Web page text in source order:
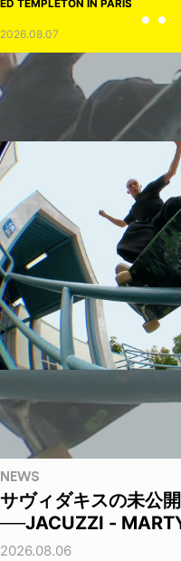
ED TEMPLETON IN PARIS
2026.08.07
NEWS
サヴィダキスの未公
──JACUZZI -
2026.08.06